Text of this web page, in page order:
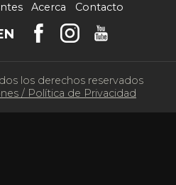
Acerca Contacto
los derechos reservados
/ Política de Privacidad